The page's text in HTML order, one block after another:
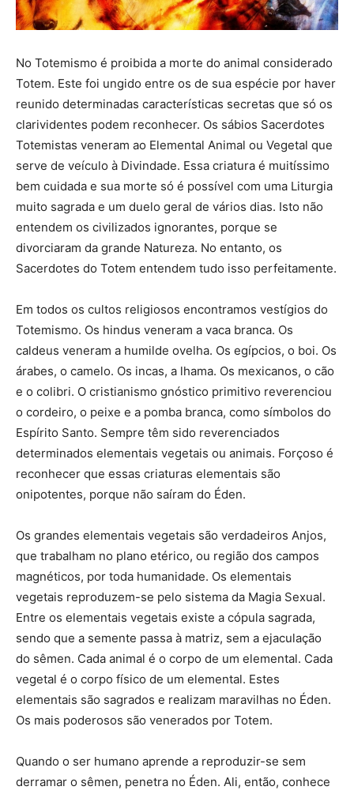
No Totemismo é proibida a morte do animal considerado
Totem. Este foi ungido entre os de sua espécie por haver
reunido determinadas características secretas que só os
clarividentes podem reconhecer. Os sábios Sacerdotes
Totemistas veneram ao Elemental Animal ou Vegetal que
serve de veículo à Divindade. Essa criatura é muitíssimo
bem cuidada e sua morte só é possível com uma Liturgia
muito sagrada e um duelo geral de vários dias. Isto não
entendem os civilizados ignorantes, porque se
divorciaram da grande Natureza. No entanto, os
Sacerdotes do Totem entendem tudo isso perfeitamente.
Em todos os cultos religiosos encontramos vestígios do
Totemismo. Os hindus veneram a vaca branca. Os
caldeus veneram a humilde ovelha. Os egípcios, o boi. Os
árabes, o camelo. Os incas, a lhama. Os mexicanos, o cão
e o colibri. O cristianismo gnóstico primitivo reverenciou
o cordeiro, o peixe e a pomba branca, como símbolos do
Espírito Santo. Sempre têm sido reverenciados
determinados elementais vegetais ou animais. Forçoso é
reconhecer que essas criaturas elementais são
onipotentes, porque não saíram do Éden.
Os grandes elementais vegetais são verdadeiros Anjos,
que trabalham no plano etérico, ou região dos campos
magnéticos, por toda humanidade. Os elementais
vegetais reproduzem-se pelo sistema da Magia Sexual.
Entre os elementais vegetais existe a cópula sagrada,
sendo que a semente passa à matriz, sem a ejaculação
do sêmen. Cada animal é o corpo de um elemental. Cada
vegetal é o corpo físico de um elemental. Estes
elementais são sagrados e realizam maravilhas no Éden.
Os mais poderosos são venerados por Totem.
Quando o ser humano aprende a reproduzir-se sem
derramar o sêmen, penetra no Éden. Ali, então, conhece